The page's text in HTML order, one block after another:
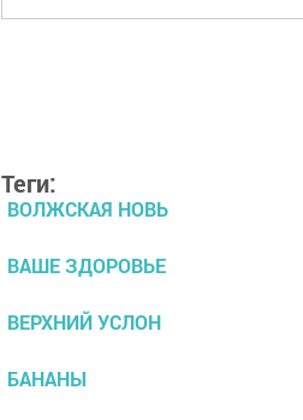
Теги:
ВОЛЖСКАЯ НОВЬ
ВАШЕ ЗДОРОВЬЕ
ВЕРХНИЙ УСЛОН
БАНАНЫ